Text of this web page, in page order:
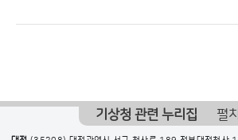
기상청 관련 누리집 펼